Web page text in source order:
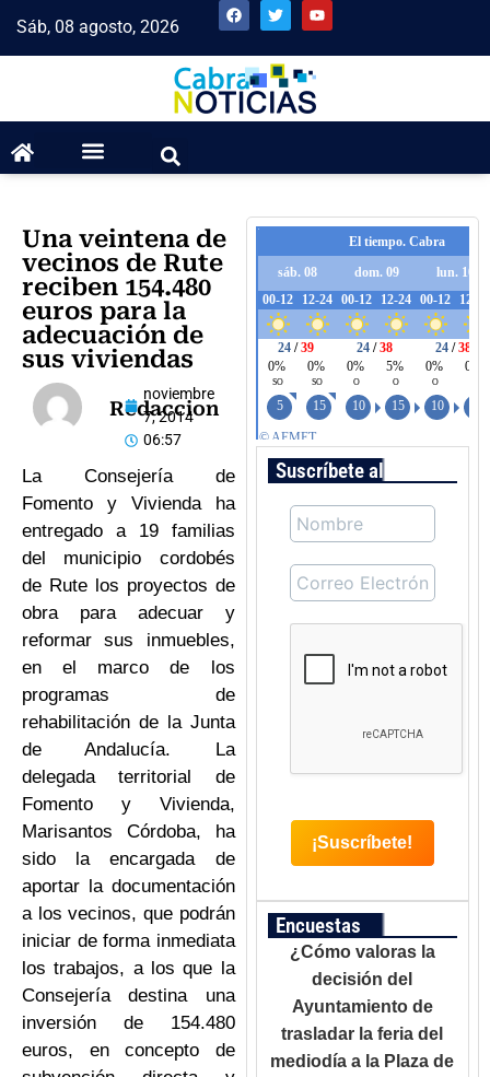
Sáb, 08 agosto, 2026
Una veintena de
vecinos de Rute
reciben 154.480
euros para la
adecuación de
sus viviendas
Redaccion
noviembre
7, 2014
06:57
La Consejería de
Fomento y Vivienda ha
entregado a 19 familias
del municipio cordobés
de Rute los proyectos de
obra para adecuar y
reformar sus inmuebles,
en el marco de los
programas de
rehabilitación de la Junta
de Andalucía. La
delegada territorial de
Fomento y Vivienda,
Marisantos Córdoba, ha
sido la encargada de
aportar la documentación
a los vecinos, que podrán
iniciar de forma inmediata
los trabajos, a los que la
Consejería destina una
inversión de 154.480
euros, en concepto de
Suscríbete al boletín
Encuestas
¿Cómo valoras la
decisión del
Ayuntamiento de
trasladar la feria del
mediodía a la Plaza de